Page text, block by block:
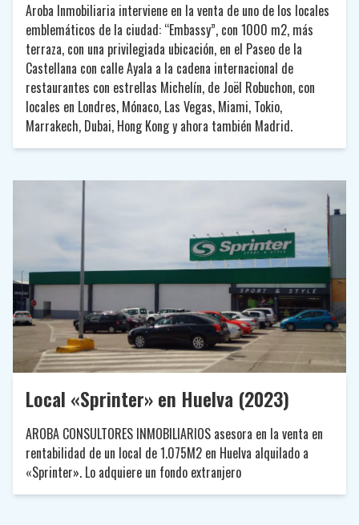
Aroba Inmobiliaria interviene en la venta de uno de los locales
emblemáticos de la ciudad: “Embassy”, con 1000 m2, más
terraza, con una privilegiada ubicación, en el Paseo de la
Castellana con calle Ayala a la cadena internacional de
restaurantes con estrellas Michelín, de Joël Robuchon, con
locales en Londres, Mónaco, Las Vegas, Miami, Tokio,
Marrakech, Dubai, Hong Kong y ahora también Madrid.
Local «Sprinter» en Huelva (2023)
AROBA CONSULTORES INMOBILIARIOS asesora en la venta en
rentabilidad de un local de 1.075M2 en Huelva alquilado a
«Sprinter». Lo adquiere un fondo extranjero